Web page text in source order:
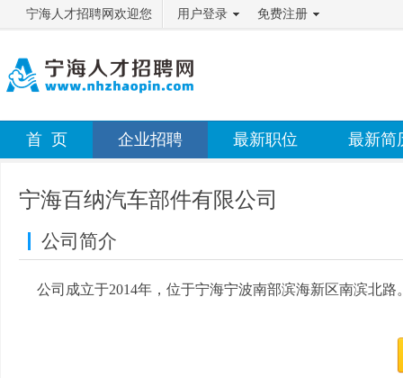
宁海人才招聘网欢迎您 用户登录 免费注册
首 页 企业招聘 最新职位 最新简
宁海百纳汽车部件有限公司
公司简介
公司成立于2014年，位于宁海宁波南部滨海新区南滨北